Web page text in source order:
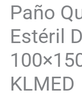
Paño
Estéril
KLMED
KLMED